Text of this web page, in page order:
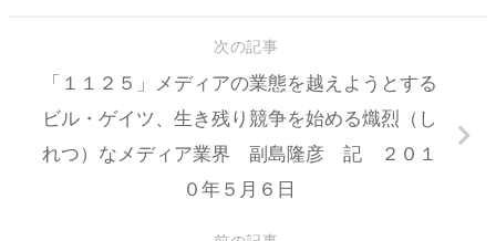
次の記事
「１１２５」メディアの業態を越えようとする
ビル・ゲイツ、生き残り競争を始める熾烈（し
れつ）なメディア業界 副島隆彦 記 ２０１
０年５月６日